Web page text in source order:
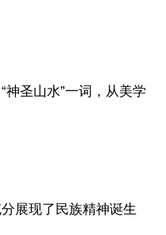
圣山水”一词，从美学
展现了民族精神诞生